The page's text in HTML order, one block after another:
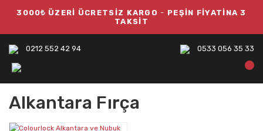
3000₺ ÜZERİ ÜCRETSİZ KARGO - PEŞİN FİYATİNA 3
TAKSİT
0212 552 42 94 0533 056 35 33
Alkantara Fırça